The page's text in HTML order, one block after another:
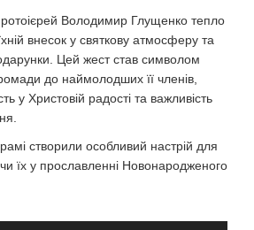
Володимир Глущенко тепло
внесок у святкову атмосферу та
Цей жест став символом
до наймолодших її членів,
у Христовій радості та важливість
створили особливий настрій для
їх у прославленні Новонародженого